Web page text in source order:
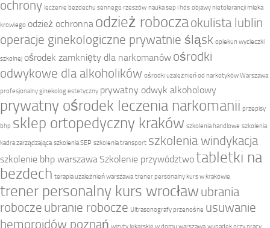
ochrony leczenie bezdechu sennego rzeszów nauka sep i hds objawy nietolerancji mleka
krowiego odzież ochronna odzież robocza okulista lublin
operacje ginekologiczne prywatnie śląsk opiekun wycieczki
szkolnej ośrodek zamknięty dla narkomanów ośrodki
odwykowe dla alkoholików ośrodki uzależnień od narkotyków Warszawa
profesjonalny ginekolog estetyczny prywatny odwyk alkoholowy
prywatny ośrodek leczenia narkomanii przepisy
bhp sklep ortopedyczny kraków szkolenia handlowe szkolenia
kadra zarządzająca szkolenia SEP szkolenia transport szkolenia windykacja
szkolenie bhp warszawa Szkolenie przywództwotabletki na
bezdech terapia uzależnień warszawa trener personalny kurs w krakowie
trener personalny kurs wrocław ubrania
robocze ubranie robocze Ultrasonografy przenośne usuwanie
hemoroidów poznań wizyty lekarskie w domu warszawa wypadek przy pracy